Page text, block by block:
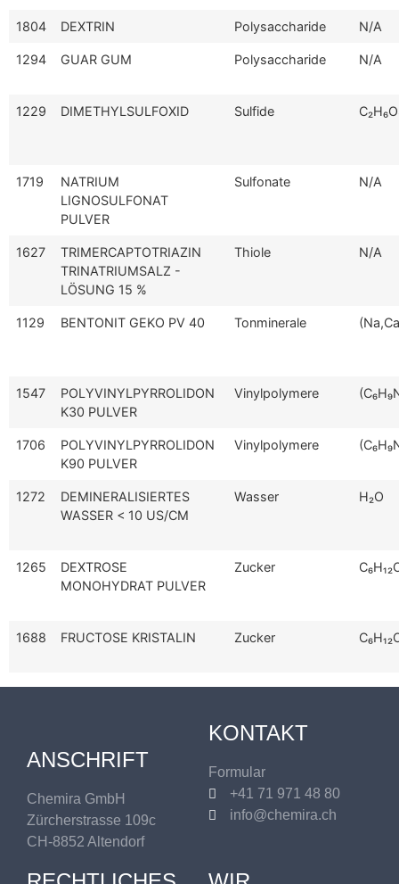
1804 DEXTRIN Polysaccharide N/A
1294 GUAR GUM Polysaccharide N/A
1229 DIMETHYLSULFOXID Sulfide
1719
NATRIUM
LIGNOSULFONAT
PULVER
Sulfonate N/A
1627
TRIMERCAPTOTRIAZIN
TRINATRIUMSALZ -
LÖSUNG 15 %
Thiole N/A
1129 BENTONIT GEKO PV 40 Tonminerale
1547
POLYVINYLPYRROLIDON
K30 PULVER
Vinylpolymere
1706
POLYVINYLPYRROLIDON
K90 PULVER
Vinylpolymere
1272
DEMINERALISIERTES
WASSER < 10 US/CM
Wasser H₂O
1265
DEXTROSE
MONOHYDRAT PULVER
Zucker
1688 FRUCTOSE KRISTALIN Zucker
ANSCHRIFT
Chemira GmbH
Zürcherstrasse 109c
CH-8852 Altendorf
KONTAKT
Formular
+41 71 971 48 80
info@chemira.ch